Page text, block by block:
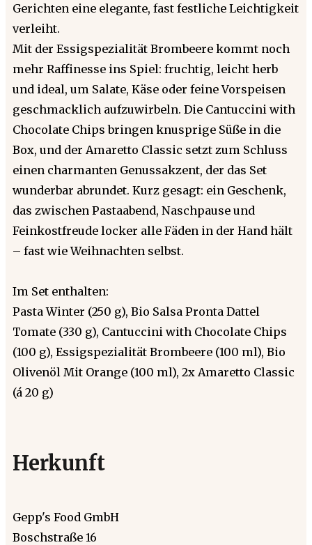
Gerichten eine elegante, fast festliche Leichtigkeit
verleiht.
Mit der Essigspezialität Brombeere kommt noch
mehr Raffinesse ins Spiel: fruchtig, leicht herb
und ideal, um Salate, Käse oder feine Vorspeisen
geschmacklich aufzuwirbeln. Die Cantuccini with
Chocolate Chips bringen knusprige Süße in die
Box, und der Amaretto Classic setzt zum Schluss
einen charmanten Genussakzent, der das Set
wunderbar abrundet. Kurz gesagt: ein Geschenk,
das zwischen Pastaabend, Naschpause und
Feinkostfreude locker alle Fäden in der Hand hält
– fast wie Weihnachten selbst.
Im Set enthalten:
Pasta Winter (250 g), Bio Salsa Pronta Dattel
Tomate (330 g), Cantuccini with Chocolate Chips
(100 g), Essigspezialität Brombeere (100 ml), Bio
Olivenöl Mit Orange (100 ml), 2x Amaretto Classic
(á 20 g)
Herkunft
Gepp's Food GmbH
Boschstraße 16